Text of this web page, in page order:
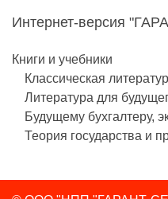
Интернет-версия
Книги и учебники
Классическая
Литература для
Будущему бухгалтеру,
Теория государства и